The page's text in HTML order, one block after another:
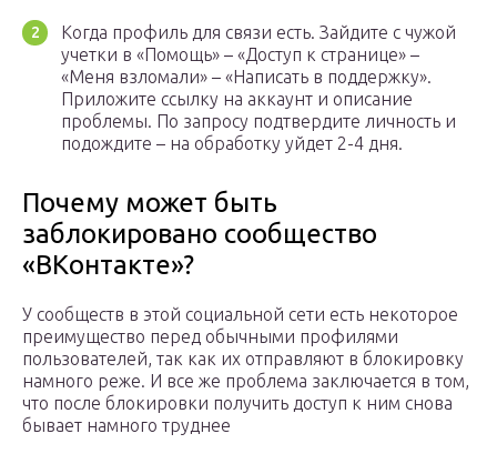
Когда профиль для связи есть. Зайдите с чужой
учетки в «Помощь» – «Доступ к странице» –
«Меня взломали» – «Написать в поддержку».
Приложите ссылку на аккаунт и описание
проблемы. По запросу подтвердите личность и
подождите – на обработку уйдет 2-4 дня.
Почему может быть
заблокировано сообщество
«ВКонтакте»?
У сообществ в этой социальной сети есть некоторое
преимущество перед обычными профилями
пользователей, так как их отправляют в блокировку
намного реже. И все же проблема заключается в том,
что после блокировки получить доступ к ним снова
бывает намного труднее